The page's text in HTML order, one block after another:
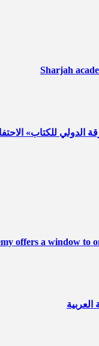
Sharjah
الدولي للكتاب»
offers a window to